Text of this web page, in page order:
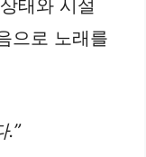
태와 시설
으로 노래를
.”